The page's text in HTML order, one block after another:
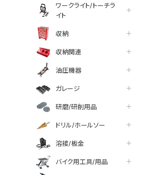
ワークライト/トーチラ
イト
収納
収納関連
油圧機器
ガレージ
研磨/研削用品
ドリル/ホールソー
溶接/板金
バイク用工具/用品